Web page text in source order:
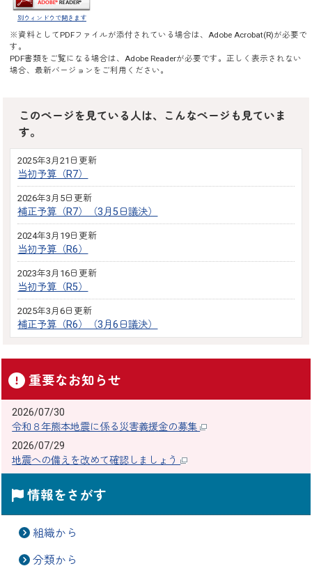
別ウィンドウで開きます
※資料としてPDFファイルが添付されている場合は、Adobe Acrobat(R)が必要で
す。
PDF書類をご覧になる場合は、Adobe Readerが必要です。正しく表示されない
場合、最新バージョンをご利用ください。
このページを見ている人は、こんなページも見ていま
す。
2025年3月21日更新
当初予算（R7）
2026年3月5日更新
補正予算（R7）（3月5日議決）
2024年3月19日更新
当初予算（R6）
2023年3月16日更新
当初予算（R5）
2025年3月6日更新
補正予算（R6）（3月6日議決）
重要なお知らせ
2026/07/30
令和８年熊本地震に係る災害義援金の募集
2026/07/29
地震への備えを改めて確認しましょう
情報をさがす
組織から
分類から